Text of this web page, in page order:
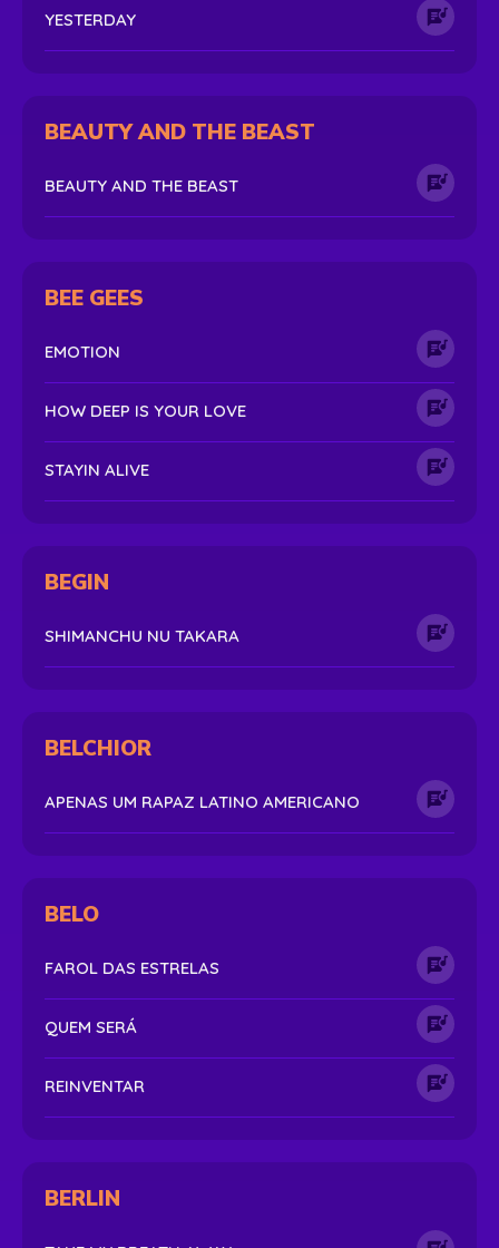
YESTERDAY
BEAUTY AND THE BEAST
BEAUTY AND THE BEAST
BEE GEES
EMOTION
HOW DEEP IS YOUR LOVE
STAYIN ALIVE
BEGIN
SHIMANCHU NU TAKARA
BELCHIOR
APENAS UM RAPAZ LATINO AMERICANO
BELO
FAROL DAS ESTRELAS
QUEM SERÁ
REINVENTAR
BERLIN